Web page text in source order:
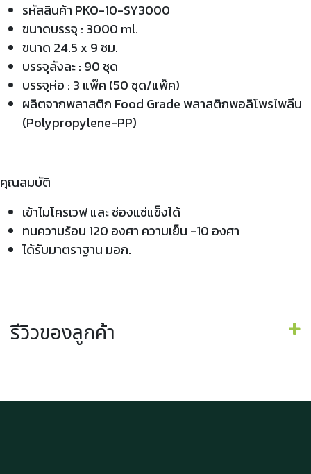
รหัสสินค้า PKO-10-SY3000
ขนาดบรรจุ : 3000 ml.
ขนาด 24.5 x 9 ซม.
บรรจุลังละ : 90 ชุด
บรรจุห่อ : 3 แพ๊ค (50 ชุด/แพ๊ค)
ผลิตจากพลาสติก Food Grade พลาสติกพอลิโพรไพลีน
(Polypropylene-PP)
คุณสมบัติ
เข้าไมโครเวฟ และ ช่องแช่แข็งได้
ทนความร้อน 120 องศา ความเย็น -10 องศา
ได้รับมาตราฐาน มอก.
รีวิวของลูกค้า